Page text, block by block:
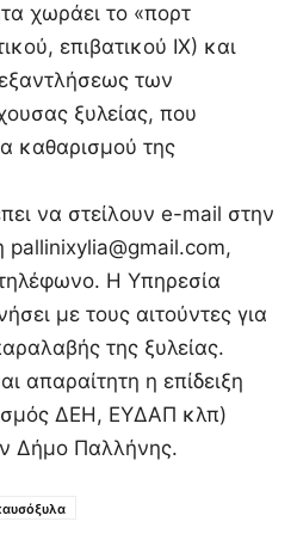
χωράει το «πορτ
επιβατικού ΙΧ) και
των
ξυλείας, που
καθαρισμού της
να στείλουν e-mail στην
pallinixylia@gmail.com,
Η Υπηρεσία
με τους αιτούντες για
της ξυλείας.
απαραίτητη η επίδειξη
ΔΕΗ, ΕΥΔΑΠ κλπ)
Δήμο Παλλήνης.